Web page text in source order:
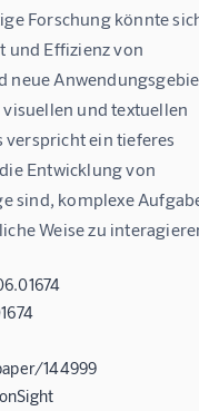
Forschung könnte
und Effizienz von
neue
und textuellen
ein tieferes
Entwicklung von
sind, komplexe
Weise zu
144999